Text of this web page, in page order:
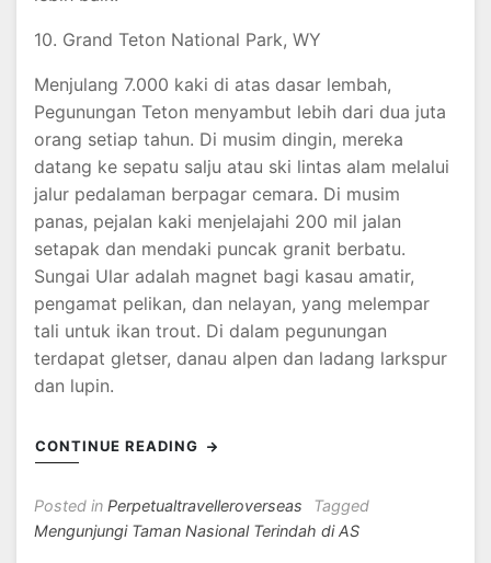
10. Grand Teton National Park, WY
Menjulang 7.000 kaki di atas dasar lembah,
Pegunungan Teton menyambut lebih dari dua juta
orang setiap tahun. Di musim dingin, mereka
datang ke sepatu salju atau ski lintas alam melalui
jalur pedalaman berpagar cemara. Di musim
panas, pejalan kaki menjelajahi 200 mil jalan
setapak dan mendaki puncak granit berbatu.
Sungai Ular adalah magnet bagi kasau amatir,
pengamat pelikan, dan nelayan, yang melempar
tali untuk ikan trout. Di dalam pegunungan
terdapat gletser, danau alpen dan ladang larkspur
dan lupin.
CONTINUE READING
Posted in Perpetualtravelleroverseas
Tagged
Mengunjungi Taman Nasional Terindah di AS